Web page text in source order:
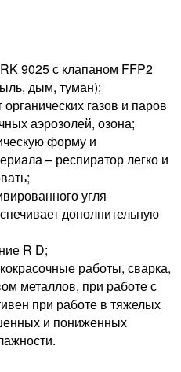
9025 с клапаном FFP2
дым, туман);
газов и паров
аэрозолей, озона;
форму и
– респиратор легко и
угля
дополнительную
R D;
работы, сварка,
металлов, при работе с
при работе в тяжелых
и пониженных